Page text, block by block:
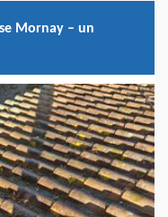
Mornay – un